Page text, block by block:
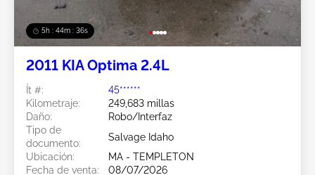
5h : 44m : 34s
2011 KIA Optima 2.4L
Ít #:
45******
Kilometraje:
249,683 millas
Daño:
Robo/Interfaz
Tipo de
documento:
Salvage Idaho
Ubicación:
MA - TEMPLETON
Fecha de venta:
08/07/2026